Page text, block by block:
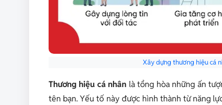
Xây dựng thương hiệu cá
Thương hiệu cá nhân là tổng hòa những ấn
tên bạn. Yếu tố này được hình thành từ năng